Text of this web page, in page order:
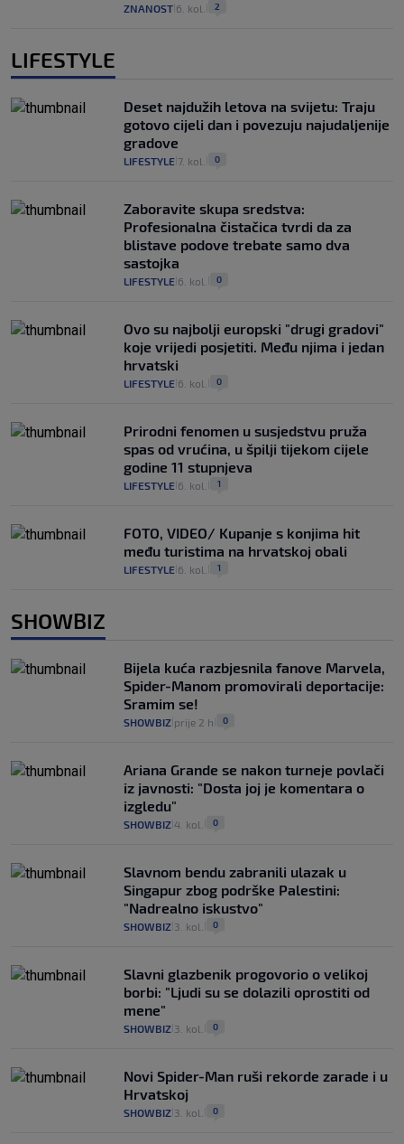
ZNANOST 6. kol. 2
LIFESTYLE
Deset najdužih letova na svijetu: Traju
gotovo cijeli dan i povezuju najudaljenije
gradove
LIFESTYLE 7. kol. 0
Zaboravite skupa sredstva:
Profesionalna čistačica tvrdi da za
blistave podove trebate samo dva
sastojka
LIFESTYLE 6. kol. 0
Ovo su najbolji europski "drugi gradovi"
koje vrijedi posjetiti. Među njima i jedan
hrvatski
LIFESTYLE 6. kol. 0
Prirodni fenomen u susjedstvu pruža
spas od vrućina, u špilji tijekom cijele
godine 11 stupnjeva
LIFESTYLE 6. kol. 1
FOTO, VIDEO/ Kupanje s konjima hit
među turistima na hrvatskoj obali
LIFESTYLE 6. kol. 1
SHOWBIZ
Bijela kuća razbjesnila fanove Marvela,
Spider-Manom promovirali deportacije:
Sramim se!
SHOWBIZ prije 2 h 0
Ariana Grande se nakon turneje povlači
iz javnosti: "Dosta joj je komentara o
izgledu"
SHOWBIZ 4. kol. 0
Slavnom bendu zabranili ulazak u
Singapur zbog podrške Palestini:
"Nadrealno iskustvo"
SHOWBIZ 3. kol. 0
Slavni glazbenik progovorio o velikoj
borbi: "Ljudi su se dolazili oprostiti od
mene"
SHOWBIZ 3. kol. 0
Novi Spider-Man ruši rekorde zarade i u
Hrvatskoj
SHOWBIZ 3. kol. 0